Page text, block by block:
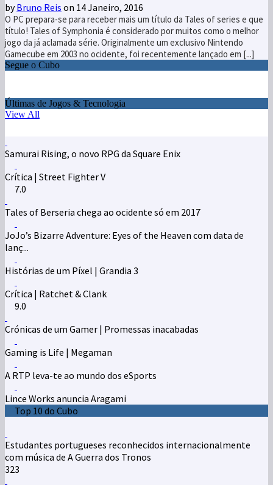
byBruno Reis on 14 Janeiro, 2016
O PC prepara-se para receber mais um título da Tales of series e que
título! Tales of Symphonia é considerado por muitos como o melhor
jogo da já aclamada série. Originalmente um exclusivo Nintendo
Gamecube em 2003 no ocidente, foi recentemente lançado em [...]
Segue o Cubo
Últimas de Jogos & Tecnologia
View All
Samurai Rising, o novo RPG da Square Enix
Crítica | Street Fighter V
7.0
Tales of Berseria chega ao ocidente só em 2017
JoJo’s Bizarre Adventure: Eyes of the Heaven com data de
lanç...
Histórias de um Píxel | Grandia 3
Crítica | Ratchet & Clank
9.0
Crónicas de um Gamer | Promessas inacabadas
Gaming is Life | Megaman
A RTP leva-te ao mundo dos eSports
Lince Works anuncia Aragami
Top 10 do Cubo
Estudantes portugueses reconhecidos internacionalmente
com música de A Guerra dos Tronos
323